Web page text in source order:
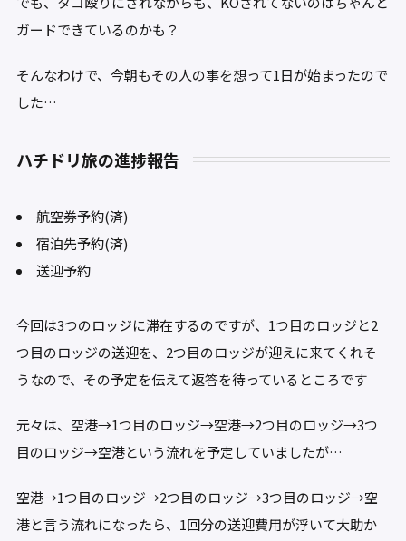
ガードできているのかも？
そんなわけで、今朝もその人の事を想って1日が始まったので
した…
ハチドリ旅の進捗報告
航空券予約(済)
宿泊先予約(済)
送迎予約
今回は3つのロッジに滞在するのですが、1つ目のロッジと2
つ目のロッジの送迎を、2つ目のロッジが迎えに来てくれそ
うなので、その予定を伝えて返答を待っているところです
元々は、空港→1つ目のロッジ→空港→2つ目のロッジ→3つ
目のロッジ→空港という流れを予定していましたが…
空港→1つ目のロッジ→2つ目のロッジ→3つ目のロッジ→空
港と言う流れになったら、1回分の送迎費用が浮いて大助か